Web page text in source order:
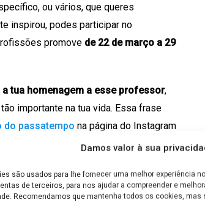
Damos valor à sua
são usados para lhe fornecer uma melhor experiência
de terceiros, para nos ajudar a compreender e
Recomendamos que mantenha todos os cookies, mas
ou vários, que queres
inspirou, podes participar no
promove de 22 de março a 29
tua homenagem a esse professor,
importante na tua vida. Essa frase
do passatempo na página do Instagram
de 2023 no Instagram do Guia das
online até 6 de abril de 2023. A